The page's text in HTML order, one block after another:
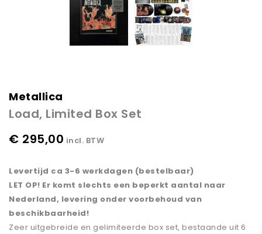
Metallica
Load, Limited Box Set
€ 295,00 incl. BTW
Levertijd ca 3-6 werkdagen (bestelbaar)
LET OP! Er komt slechts een beperkt aantal naar
Nederland, levering onder voorbehoud van
beschikbaarheid!
Zeer uitgebreide en gelimiteerde box set, bestaande uit 6